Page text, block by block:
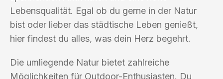
Lebensqualität. Egal ob du gerne in der Natur
bist oder lieber das städtische Leben genießt,
hier findest du alles, was dein Herz begehrt.
Die umliegende Natur bietet zahlreiche
Möglichkeiten für Outdoor-Enthusiasten. Du